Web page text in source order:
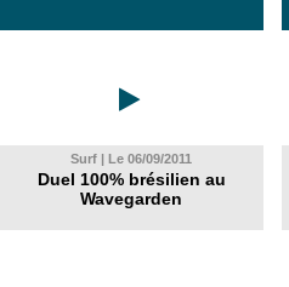
Surf | Le 06/09/2011
Duel 100% brésilien au
Wavegarden